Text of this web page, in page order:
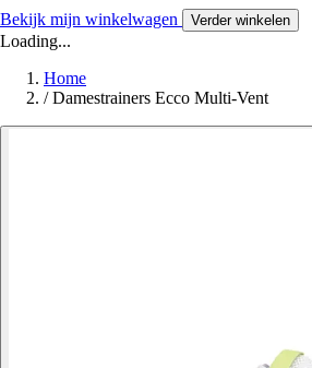
Bekijk mijn winkelwagen Verder winkelen
Loading...
Home
/ Damestrainers Ecco Multi-Vent